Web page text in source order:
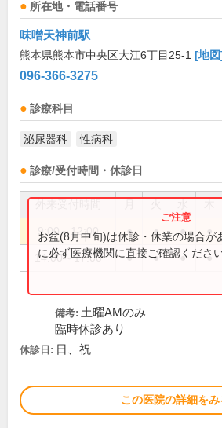
所在地・電話番号
味噌天神前駅
熊本県熊本市中央区大江6丁目25-1 [地
096-366-3275
診療科目
泌尿器科 性病科
診療/受付時間・休診日
9:00～12:00 ● ● ● ●
14:00～17:00 ● ● ● ●
お盆(8月中旬)は休診・休業の場合が
に必ず医療機関に直接ご確認ください
備考: 土曜AMのみ
臨時休診あり
休診日: 日、祝
この医院の詳細をみ